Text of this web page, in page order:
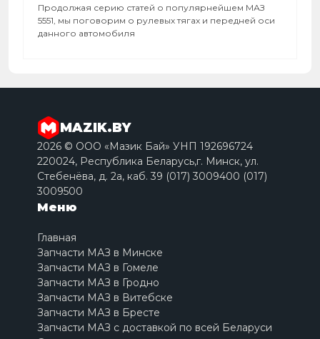
Продолжая серию статей о популярнейшем МАЗ
5551, мы поговорим о рулевых тягах и передней оси
данного автомобиля
MAZIK.BY
2026 © ООО «Мазик Бай» УНП 192696724
220024, Республика Беларусь,г. Минск, ул.
Стебенёва, д. 2a, каб. 39 (017) 3009400 (017)
3009500
Меню
Главная
Запчасти МАЗ в Минске
Запчасти МАЗ в Гомеле
Запчасти МАЗ в Гродно
Запчасти МАЗ в Витебске
Запчасти МАЗ в Бресте
Запчасти МАЗ с доставкой по всей Беларуси